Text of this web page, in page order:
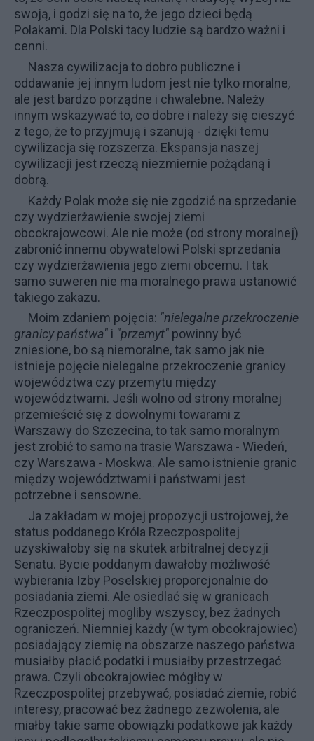
swoją, i godzi się na to, że jego dzieci będą
Polakami. Dla Polski tacy ludzie są bardzo ważni i
cenni.
Nasza cywilizacja to dobro publiczne i
oddawanie jej innym ludom jest nie tylko moralne,
ale jest bardzo porządne i chwalebne. Należy
innym wskazywać to, co dobre i należy się cieszyć
z tego, że to przyjmują i szanują - dzięki temu
cywilizacja się rozszerza. Ekspansja naszej
cywilizacji jest rzeczą niezmiernie pożądaną i
dobrą.
Każdy Polak może się nie zgodzić na sprzedanie
czy wydzierżawienie swojej ziemi
obcokrajowcowi. Ale nie może (od strony moralnej)
zabronić innemu obywatelowi Polski sprzedania
czy wydzierżawienia jego ziemi obcemu. I tak
samo suweren nie ma moralnego prawa ustanowić
takiego zakazu.
Moim zdaniem pojęcia: "nielegalne przekroczenie
granicy państwa" i "przemyt" powinny być
zniesione, bo są niemoralne, tak samo jak nie
istnieje pojęcie nielegalne przekroczenie granicy
województwa czy przemytu między
województwami. Jeśli wolno od strony moralnej
przemieścić się z dowolnymi towarami z
Warszawy do Szczecina, to tak samo moralnym
jest zrobić to samo na trasie Warszawa - Wiedeń,
czy Warszawa - Moskwa. Ale samo istnienie granic
między województwami i państwami jest
potrzebne i sensowne.
Ja zakładam w mojej propozycji ustrojowej, że
status poddanego Króla Rzeczpospolitej
uzyskiwałoby się na skutek arbitralnej decyzji
Senatu. Bycie poddanym dawałoby możliwość
wybierania Izby Poselskiej proporcjonalnie do
posiadania ziemi. Ale osiedlać się w granicach
Rzeczpospolitej mogliby wszyscy, bez żadnych
ograniczeń. Niemniej każdy (w tym obcokrajowiec)
posiadający ziemię na obszarze naszego państwa
musiałby płacić podatki i musiałby przestrzegać
prawa. Czyli obcokrajowiec mógłby w
Rzeczpospolitej przebywać, posiadać ziemie, robić
interesy, pracować bez żadnego zezwolenia, ale
miałby takie same obowiązki podatkowe jak każdy